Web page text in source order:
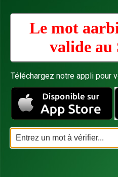
Le mot
valide au
Téléchargez notre appli pour